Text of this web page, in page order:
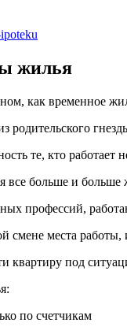
жилья
как временное
те, кто
все больше и
профессий,
места работы,
квартиру под
по счетчикам